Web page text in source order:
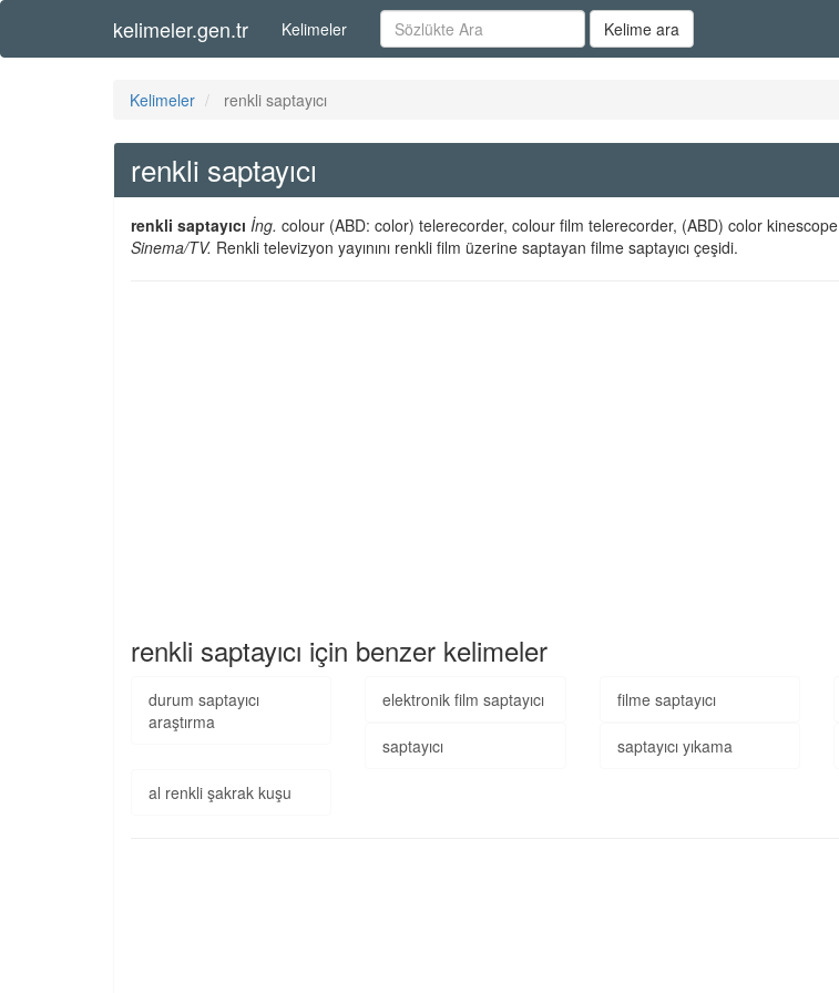
kelimeler.gen.tr Kelimeler Kelime ara
Kelimeler renkli saptayıcı
renkli saptayıcı
renkli saptayıcı İng. colour (ABD: color) telerecorder, colour film telerecorder, (ABD) color kinescope
Sinema/TV. Renkli televizyon yayınını renkli film üzerine saptayan filme saptayıcı çeşidi.
renkli saptayıcı için benzer kelimeler
durum saptayıcı
araştırma
elektronik film saptayıcı filme saptayıcı
saptayıcı saptayıcı yıkama
al renkli şakrak kuşu